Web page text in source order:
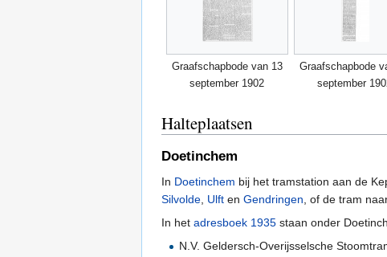
Graafschapbode van 13
september 1902
Graafschapbode
september
Halteplaatsen
Doetinchem
In Doetinchem bij het tramstation aan de
Silvolde Ulft en Gendringen , of de tram
In het adresboek 1935 staan onder
N.V. Geldersch-Overijsselsche